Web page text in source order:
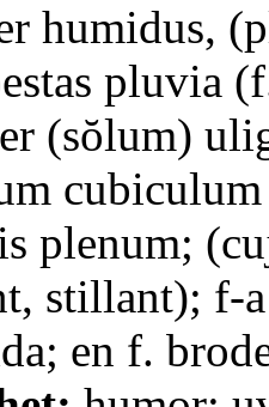
humidus,
pluvia
(sŏlum)
plenum;
stillant); f-
en f.